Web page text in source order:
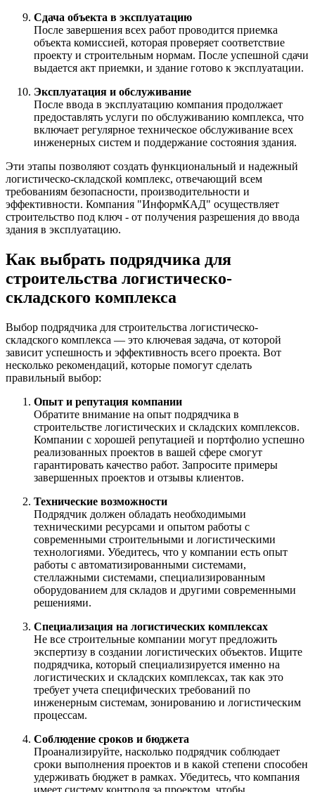
Сдача объекта в эксплуатацию
После завершения всех работ проводится приемка
объекта комиссией, которая проверяет соответствие
проекту и строительным нормам. После успешной сдачи
выдается акт приемки, и здание готово к эксплуатации.
Эксплуатация и обслуживание
После ввода в эксплуатацию компания продолжает
предоставлять услуги по обслуживанию комплекса, что
включает регулярное техническое обслуживание всех
инженерных систем и поддержание состояния здания.
Эти этапы позволяют создать функциональный и надежный
логистическо-складской комплекс, отвечающий всем
требованиям безопасности, производительности и
эффективности. Компания "ИнформКАД" осуществляет
строительство под ключ - от получения разрешения до ввода
здания в эксплуатацию.
Как выбрать подрядчика для
строительства логистическо-
складского комплекса
Выбор подрядчика для строительства логистическо-
складского комплекса — это ключевая задача, от которой
зависит успешность и эффективность всего проекта. Вот
несколько рекомендаций, которые помогут сделать
правильный выбор:
Опыт и репутация компании
Обратите внимание на опыт подрядчика в
строительстве логистических и складских комплексов.
Компании с хорошей репутацией и портфолио успешно
реализованных проектов в вашей сфере смогут
гарантировать качество работ. Запросите примеры
завершенных проектов и отзывы клиентов.
Технические возможности
Подрядчик должен обладать необходимыми
техническими ресурсами и опытом работы с
современными строительными и логистическими
технологиями. Убедитесь, что у компании есть опыт
работы с автоматизированными системами,
стеллажными системами, специализированным
оборудованием для складов и другими современными
решениями.
Специализация на логистических комплексах
Не все строительные компании могут предложить
экспертизу в создании логистических объектов. Ищите
подрядчика, который специализируется именно на
логистических и складских комплексах, так как это
требует учета специфических требований по
инженерным системам, зонированию и логистическим
процессам.
Соблюдение сроков и бюджета
Проанализируйте, насколько подрядчик соблюдает
сроки выполнения проектов и в какой степени способен
удерживать бюджет в рамках. Убедитесь, что компания
имеет систему контроля за проектом, чтобы